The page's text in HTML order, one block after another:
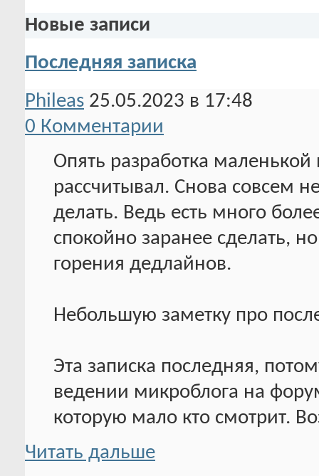
Новые записи
Последняя записка
Phileas 25.05.2023 в 17:48
0 Комментарии
Опять разработка
рассчитывал. Снова совсем
делать. Ведь есть много
спокойно заранее сделать,
горения дедлайнов.
Небольшую заметку про
Эта записка последняя,
ведении микроблога на
которую мало кто смотрит.
Читать дальше